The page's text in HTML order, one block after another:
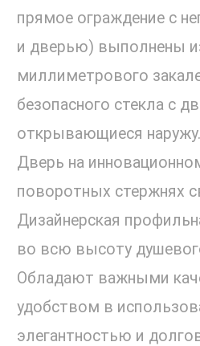
прямое ограждение с
и дверью) выполнены
миллиметрового
безопасного стекла с
открывающиеся наружу.
Дверь на
поворотных стержнях
Дизайнерская
во всю высоту
Обладают важными
удобством в
элегантностью и